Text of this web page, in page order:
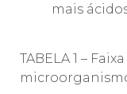
mais
TABELA 1 –